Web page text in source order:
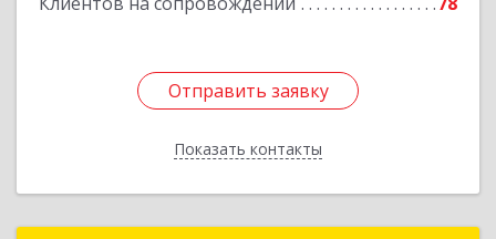
Отправить заявку
Показать контакты
Отправить заявку
Назад